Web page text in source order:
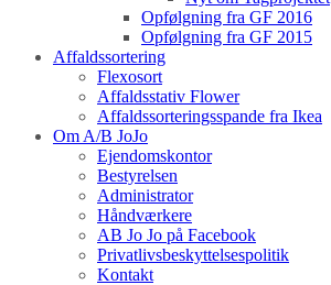
Opfølgning fra GF 2016
Opfølgning fra GF 2015
Affaldssortering
Flexosort
Affaldsstativ Flower
Affaldssorteringsspande fra Ikea
Om A/B JoJo
Ejendomskontor
Bestyrelsen
Administrator
Håndværkere
AB Jo Jo på Facebook
Privatlivsbeskyttelsespolitik
Kontakt